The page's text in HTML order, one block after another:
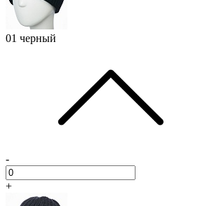
01 черный
-
+